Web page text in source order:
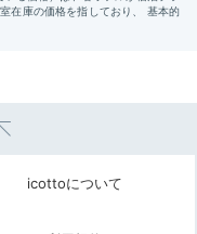
icottoについて